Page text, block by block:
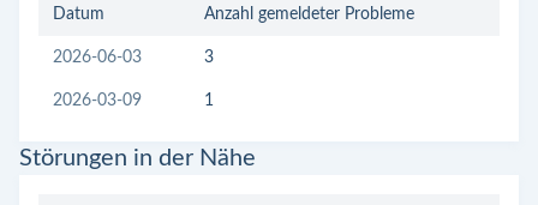
Datum Anzahl gemeldeter Probleme
2026-06-03 3
2026-03-09 1
Störungen in der Nähe